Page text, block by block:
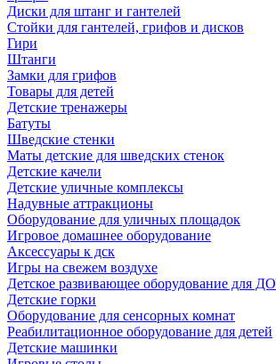
Диски для штанг и гантелей
Стойки для гантелей, грифов и дисков
Гири
Штанги
Замки для грифов
Товары для детей
Детские тренажеры
Батуты
Шведские стенки
Маты детские для шведских стенок
Детские качели
Детские уличные комплексы
Надувные аттракционы
Оборудование для уличных площадок
Игровое домашнее оборудование
Аксессуары к дск
Игры на свежем воздухе
Детское развивающее оборудование для
Детские горки
Оборудование для сенсорных комнат
Реабилитационное оборудование для детей
Детские машинки